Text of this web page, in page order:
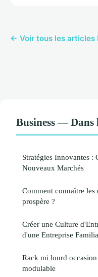
← Voir tous les articles
Business —
Stratégies Innovantes :
Nouveaux Marchés
Comment connaître les
prospère ?
Créer une Culture
d'une Entreprise
Rack mi lourd
modulable